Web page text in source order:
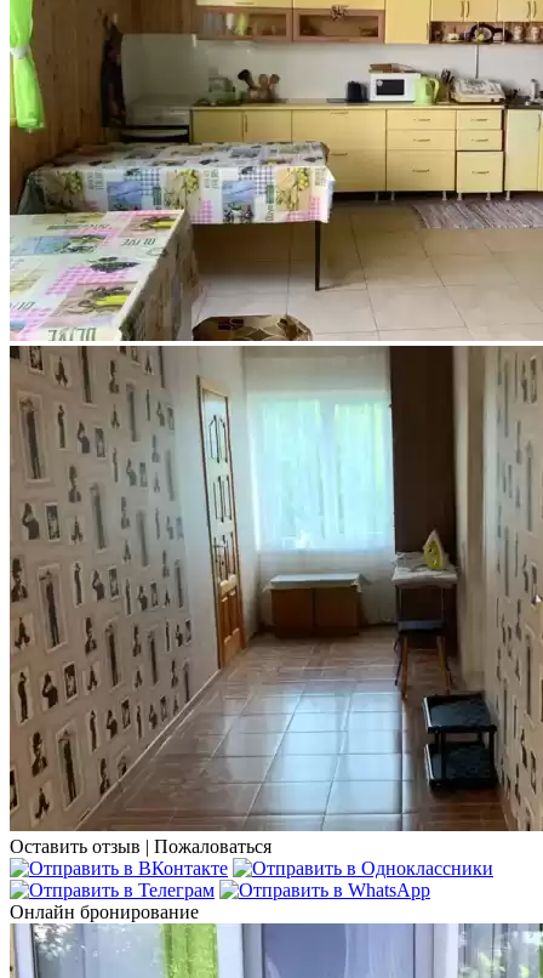
Оставить отзыв | Пожаловаться
Онлайн бронирование